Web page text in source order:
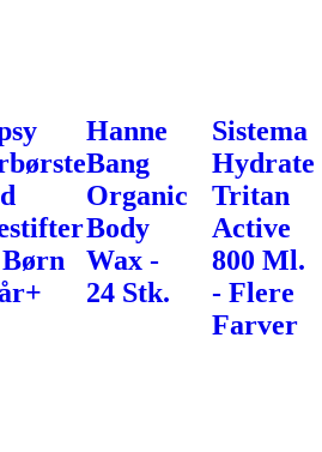
Hanne
Bang
Organic
Body
Wax -
24 Stk.
Sistema
Hydrate
Tritan
Active
800 Ml.
- Flere
Farver